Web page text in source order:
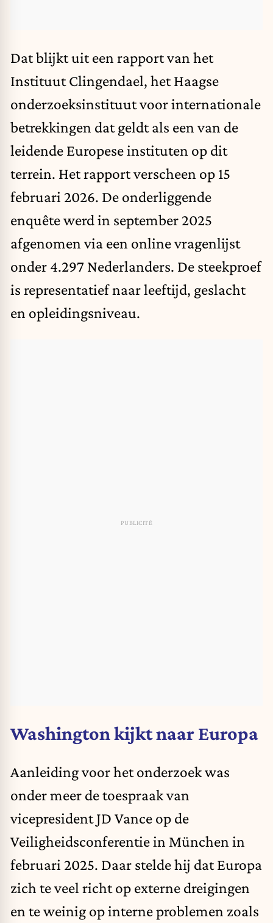
Dat blijkt uit een rapport van het
Instituut Clingendael, het Haagse
onderzoeksinstituut voor internationale
betrekkingen dat geldt als een van de
leidende Europese instituten op dit
terrein. Het rapport verscheen op 15
februari 2026. De onderliggende
enquête werd in september 2025
afgenomen via een online vragenlijst
onder 4.297 Nederlanders. De steekproef
is representatief naar leeftijd, geslacht
en opleidingsniveau.
Washington kijkt naar Europa
Aanleiding voor het onderzoek was
onder meer de toespraak van
vicepresident JD Vance op de
Veiligheidsconferentie in München in
februari 2025. Daar stelde hij dat Europa
zich te veel richt op externe dreigingen
en te weinig op interne problemen zoals